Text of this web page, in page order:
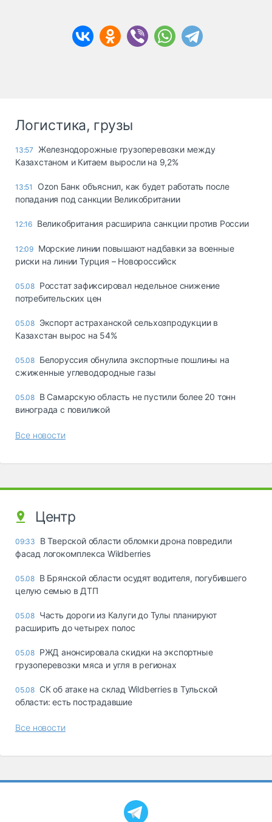
Логистика, грузы
13:57
Железнодорожные грузоперевозки между
Казахстаном и Китаем выросли на 9,2%
13:51
Ozon Банк объяснил, как будет работать после
попадания под санкции Великобритании
12:16 Великобритания расширила санкции против России
12:09 Морские линии повышают надбавки за военные
риски на линии Турция – Новороссийск
05.08 Росстат зафиксировал недельное снижение
потребительских цен
05.08 Экспорт астраханской сельхозпродукции в
Казахстан вырос на 54%
05.08 Белоруссия обнулила экспортные пошлины на
сжиженные углеводородные газы
05.08 В Самарскую область не пустили более 20 тонн
винограда с повиликой
Все новости
Центр
09:33
В Тверской области обломки дрона повредили
фасад логокомплекса Wildberries
05.08 В Брянской области осудят водителя, погубившего
целую семью в ДТП
05.08 Часть дороги из Калуги до Тулы планируют
расширить до четырех полос
05.08 РЖД анонсировала скидки на экспортные
грузоперевозки мяса и угля в регионах
05.08 СК об атаке на склад Wildberries в Тульской
области: есть пострадавшие
Все новости